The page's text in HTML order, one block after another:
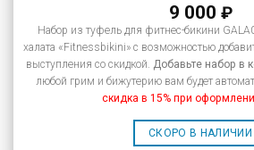
9 000 ₽
Набор из туфель для фитнес-бикини
халата «Fitnessbikini» с возможностью
выступления со скидкой. Добавьте набор в
любой грим и бижутерию вам будет
скидка в 15% при
СКОРО В НАЛИЧИИ